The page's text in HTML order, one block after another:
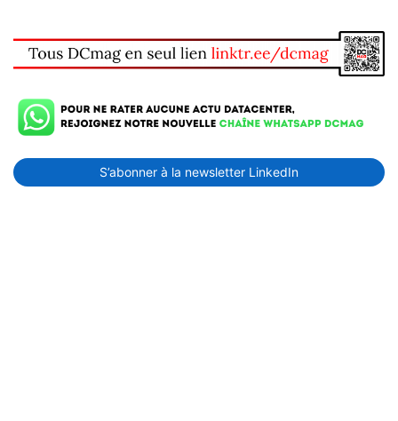
S’abonner à la newsletter LinkedIn